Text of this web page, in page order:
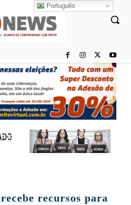
recursos para
Português